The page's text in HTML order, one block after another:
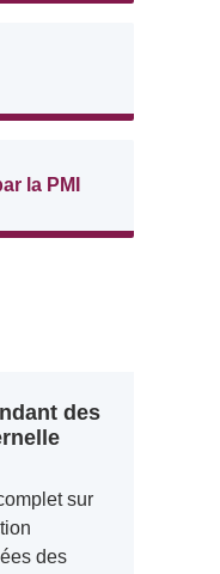
la PMI
des
sur
des